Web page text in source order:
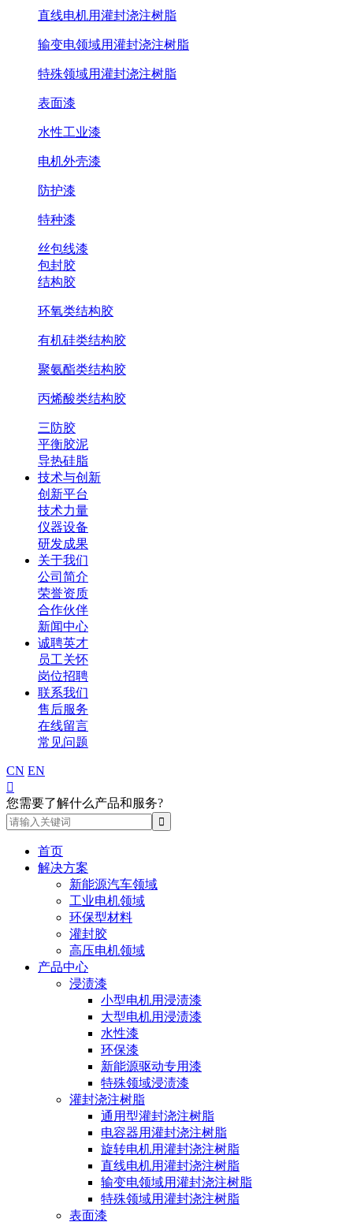
直线电机用灌封浇注树脂
输变电领域用灌封浇注树脂
特殊领域用灌封浇注树脂
表面漆
水性工业漆
电机外壳漆
防护漆
特种漆
丝包线漆
包封胶
结构胶
环氧类结构胶
有机硅类结构胶
聚氨酯类结构胶
丙烯酸类结构胶
三防胶
平衡胶泥
导热硅脂
技术与创新
创新平台
技术力量
仪器设备
研发成果
关于我们
公司简介
荣誉资质
合作伙伴
新闻中心
诚聘英才
员工关怀
岗位招聘
联系我们
售后服务
在线留言
常见问题
CN EN

您需要了解什么产品和服务?
首页
解决方案
新能源汽车领域
工业电机领域
环保型材料
灌封胶
高压电机领域
产品中心
浸渍漆
小型电机用浸渍漆
大型电机用浸渍漆
水性漆
环保漆
新能源驱动专用漆
特殊领域浸渍漆
灌封浇注树脂
通用型灌封浇注树脂
电容器用灌封浇注树脂
旋转电机用灌封浇注树脂
直线电机用灌封浇注树脂
输变电领域用灌封浇注树脂
特殊领域用灌封浇注树脂
表面漆